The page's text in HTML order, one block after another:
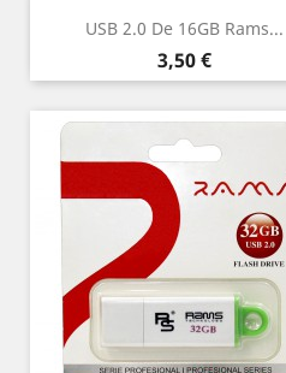
USB 2.0 De 16GB Rams...
Precio
3,50 €